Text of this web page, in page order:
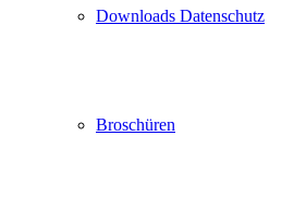
Downloads Datenschutz
Broschüren